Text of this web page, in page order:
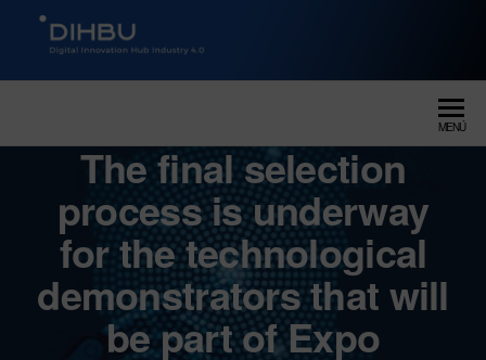
DIGITAL INNOVATION HUB
MENÚ
The final selection
process is underway
for the technological
demonstrators that will
be part of Expo